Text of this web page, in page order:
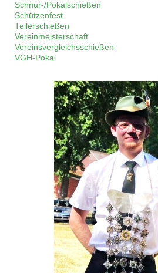
Schnur-/Pokalschießen
Schützenfest
Teilerschießen
Vereinmeisterschaft
Vereinsvergleichsschießen
VGH-Pokal